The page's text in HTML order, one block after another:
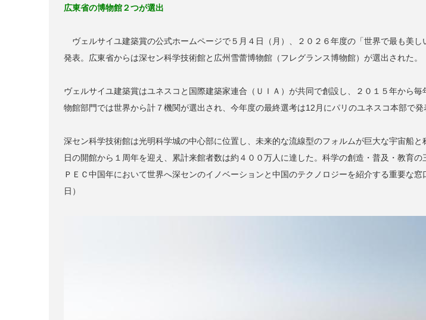
広東省の博物館２つが選出
ヴェルサイユ建築賞の公式ホームページで５月４日（月）、２０２６年度の「世界で最も美し
発表。広東省からは深セン科学技術館と広州雪蕾博物館（フレグランス博物館）が選出された。
ヴェルサイユ建築賞はユネスコと国際建築家連合（ＵＩＡ）が共同で創設し、２０１５年から
物館部門では世界から計７機関が選出され、今年度の最終選考は12月にパリのユネスコ本部で発
深セン科学技術館は光明科学城の中心部に位置し、未来的な流線型のフォルムが巨大な宇宙船と
日の開館から１周年を迎え、累計来館者数は約４００万人に達した。科学の創造・普及・教育の
ＰＥＣ中国年において世界へ深センのイノベーションと中国のテクノロジーを紹介する重要な窓
日）